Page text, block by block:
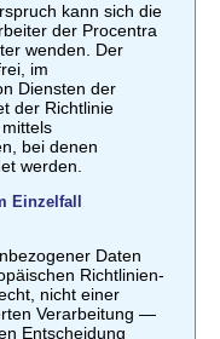
kann sich die
der Procentra
wenden. Der
im
Diensten der
der Richtlinie
bei denen
werden.
Einzelfall
Daten
Richtlinien-
nicht einer
Verarbeitung —
Entscheidung